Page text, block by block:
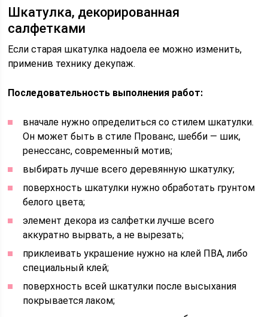
Шкатулка, декорированная
салфетками
Если старая шкатулка надоела ее можно изменить,
применив технику декупаж.
Последовательность выполнения работ:
вначале нужно определиться со стилем шкатулки.
Он может быть в стиле Прованс, шебби — шик,
ренессанс, современный мотив;
выбирать лучше всего деревянную шкатулку;
поверхность шкатулки нужно обработать грунтом
белого цвета;
элемент декора из салфетки лучше всего
аккуратно вырвать, а не вырезать;
приклеивать украшение нужно на клей ПВА, либо
специальный клей;
поверхность всей шкатулки после высыхания
покрывается лаком;